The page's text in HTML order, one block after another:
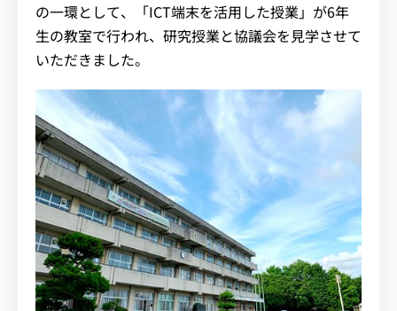
の一環として、「ICT端末を活用した授業」が6年
生の教室で行われ、研究授業と協議会を見学させて
いただきました。